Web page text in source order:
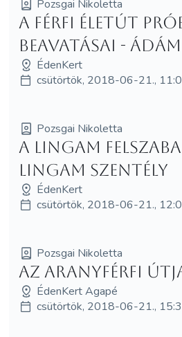
Pozsgai Nikoletta
A Férfi életút
beavatásai -
ÉdenKert
csütörtök, 2018-06-21.,
Pozsgai Nikoletta
A Lingam
Lingam Szentély
ÉdenKert
csütörtök, 2018-06-21.,
Pozsgai Nikoletta
Az AranyFérfi
ÉdenKert Agapé
csütörtök, 2018-06-21.,